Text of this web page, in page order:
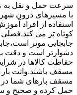
سرعت حمل و نقل به
با مسیرهای درون شهر
استفاده از افراد
کوتاه تر می
جابجایی موثر
دشوارتر است و دقت
حفاظت کالاها در
مسقف باشند.وانت بار
مسقف بارهای شما
حمل کرده و صحیح و